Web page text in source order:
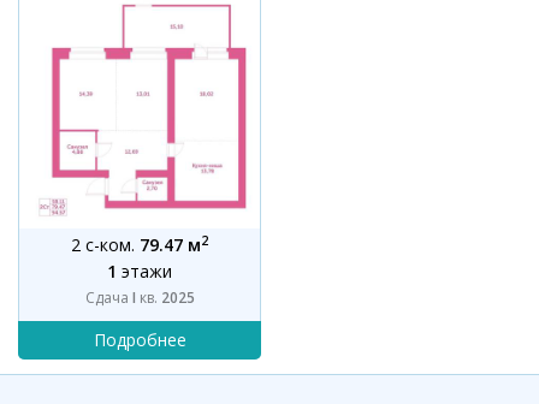
2 с-ком. 79.47 м2
1 этажи
Сдача I кв. 2025